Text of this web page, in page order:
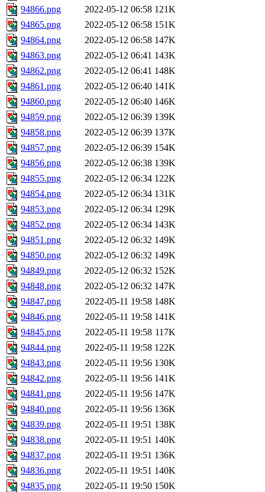
94866.png
2022-05-12 06:58 121K
94865.png
2022-05-12 06:58 151K
94864.png
2022-05-12 06:58 147K
94863.png
2022-05-12 06:41 143K
94862.png
2022-05-12 06:41 148K
94861.png
2022-05-12 06:40 141K
94860.png
2022-05-12 06:40 146K
94859.png
2022-05-12 06:39 139K
94858.png
2022-05-12 06:39 137K
94857.png
2022-05-12 06:39 154K
94856.png
2022-05-12 06:38 139K
94855.png
2022-05-12 06:34 122K
94854.png
2022-05-12 06:34 131K
94853.png
2022-05-12 06:34 129K
94852.png
2022-05-12 06:34 143K
94851.png
2022-05-12 06:32 149K
94850.png
2022-05-12 06:32 149K
94849.png
2022-05-12 06:32 152K
94848.png
2022-05-12 06:32 147K
94847.png
2022-05-11 19:58 148K
94846.png
2022-05-11 19:58 141K
94845.png
2022-05-11 19:58 117K
94844.png
2022-05-11 19:58 122K
94843.png
2022-05-11 19:56 130K
94842.png
2022-05-11 19:56 141K
94841.png
2022-05-11 19:56 147K
94840.png
2022-05-11 19:56 136K
94839.png
2022-05-11 19:51 138K
94838.png
2022-05-11 19:51 140K
94837.png
2022-05-11 19:51 136K
94836.png
2022-05-11 19:51 140K
94835.png
2022-05-11 19:50 150K